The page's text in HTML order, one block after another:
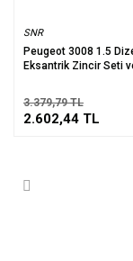
SNR
Peugeot 3008 1.5
Eksantrik Zincir Seti
3.379,79 TL
2.602,44 TL